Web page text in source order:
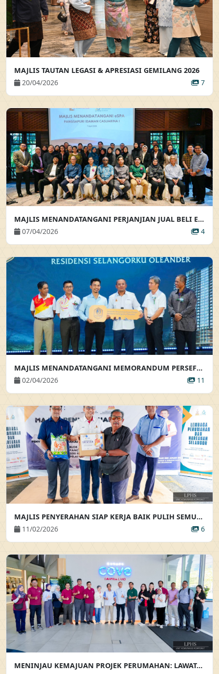
MAJLIS TAUTAN LEGASI & APRESIASI GEMILANG 2026
20/04/2026
7
MAJLIS MENANDATANGANI PERJANJIAN JUAL BELI ELEKTRONIK BAGI PROJEK PANGSAPURI IDAMAN CASUARINA 1 MAJLIS MENANDATANGANI PERJANJIAN JUAL BELI ELEKTRONIK (EPJB) BAGI PEMBELIAN SECARA EN-BLOC PROJEK PANGSAPURI IDAMAN CASUARINA 1
07/04/2026
4
MAJLIS MENANDATANGANI MEMORANDUM PERSEFAHAMAN & SIMBOLIK PENYERAHAN KUNCI PROJEK SELANGORKU OLEANDER MAJLIS MENANDATANGANI MEMORANDUM PERSEFAHAMAN & SIMBOLIK PENYERAHAN KUNCI PROJEK SELANGORKU OLEANDER
02/04/2026
11
MAJLIS PENYERAHAN SIAP KERJA BAIK PULIH SEMULA PENDAWAIAN ELEKTRIK DAN PENYERAHAN BAKUL MAKANAN
11/02/2026
6
MENINJAU KEMAJUAN PROJEK PERUMAHAN: LAWATAN KE TAPAK PEMBANGUNAN RUMAH BANDAR SELANGORKU